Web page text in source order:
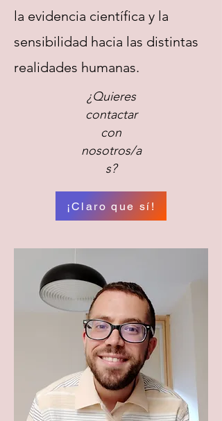
la evidencia científica y la
sensibilidad hacia las distintas
realidades humanas.
¿Quieres
contactar
con
nosotros/a
s?
¡Claro que sí!